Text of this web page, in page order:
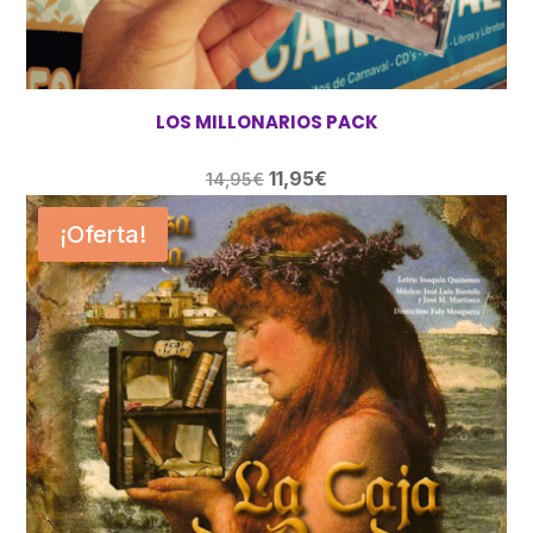
LOS MILLONARIOS PACK
14,95€ El
precio
original
era:
14,95€.
11,95€
precio
actual
es:
11,95€.
¡Oferta!